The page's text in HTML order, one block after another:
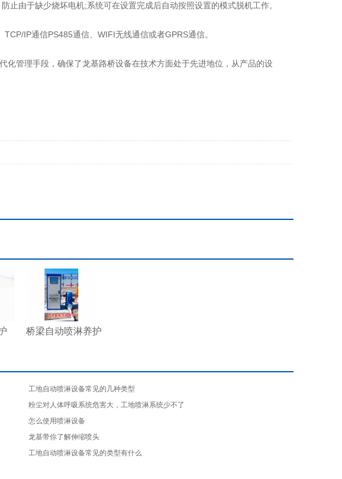
止由于缺少烧坏电机;系统可在设置完成后自动按照设置的模式脱机工作。
IP通信PS485通信、WIFI无线通信或者GPRS通信。
化管理手段，确保了龙基路桥设备在技术方面处于先进地位，从产品的设
桥梁自动喷淋养护
​工地自动喷淋设备常见的几种类型
粉尘对人体呼吸系统危害大，工地喷淋系统少不了
怎么使用喷淋设备
龙基带你了解伸缩喷头
工地自动喷淋设备常见的类型有什么